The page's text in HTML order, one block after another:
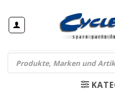
Inhalt
springen
Products
search